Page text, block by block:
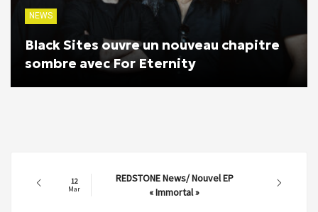
NEWS
Black Sites ouvre un nouveau chapitre
sombre avec For Eternity
12
Mar
REDSTONE News/ Nouvel EP
« Immortal »